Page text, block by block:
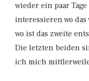
wieder ein paar
interessieren wo das
wo ist das zweite
Die letzten beiden
ich mich